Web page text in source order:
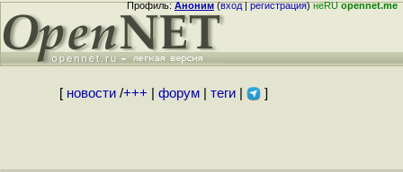
Профиль:Аноним(вход|регистрация)неRUopennet.me
[ новости/+++ форум| теги| ]